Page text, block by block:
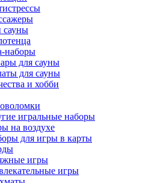
сауны
наборы
для сауны
для сауны
и хобби
игральные наборы
на воздухе
для игры в карты
игры
игры